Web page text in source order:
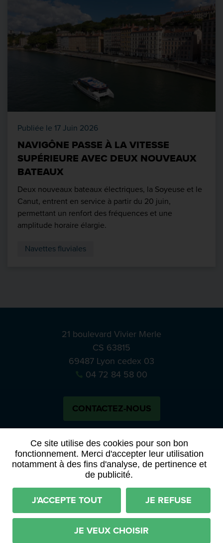
Ce site utilise des cookies pour son bon
fonctionnement. Merci d'accepter leur utilisation
notamment à des fins d'analyse, de pertinence et
de publicité.
J'ACCEPTE TOUT JE REFUSE
JE VEUX CHOISIR
Publiée le 17 Juin 2026
NAVIGÔNE PASSE À LA VITESSE
SUPÉRIEURE AVEC DEUX NOUVEAUX
BATEAUX
Deux nouveaux bateaux électriques, la Soyeuse et le
Canut, entrent en service à partir du 20 juin,
permettant un renfort des fréquences et une
amplitude horaire élargie.
Navettes fluviales
21 boulevard Vivier Merle
CS 63815
69487 Lyon cedex 03
04 72 84 58 00
CONTACTEZ-NOUS
BlueskyNotre
APPELS À MANIFESTATION D’INTÉRÊT
ACTES ET DÉLIBÉRATIONS
Mentions légales RGPD
Plan du site
Déclaration d'accessibilité (partiellement conforme)